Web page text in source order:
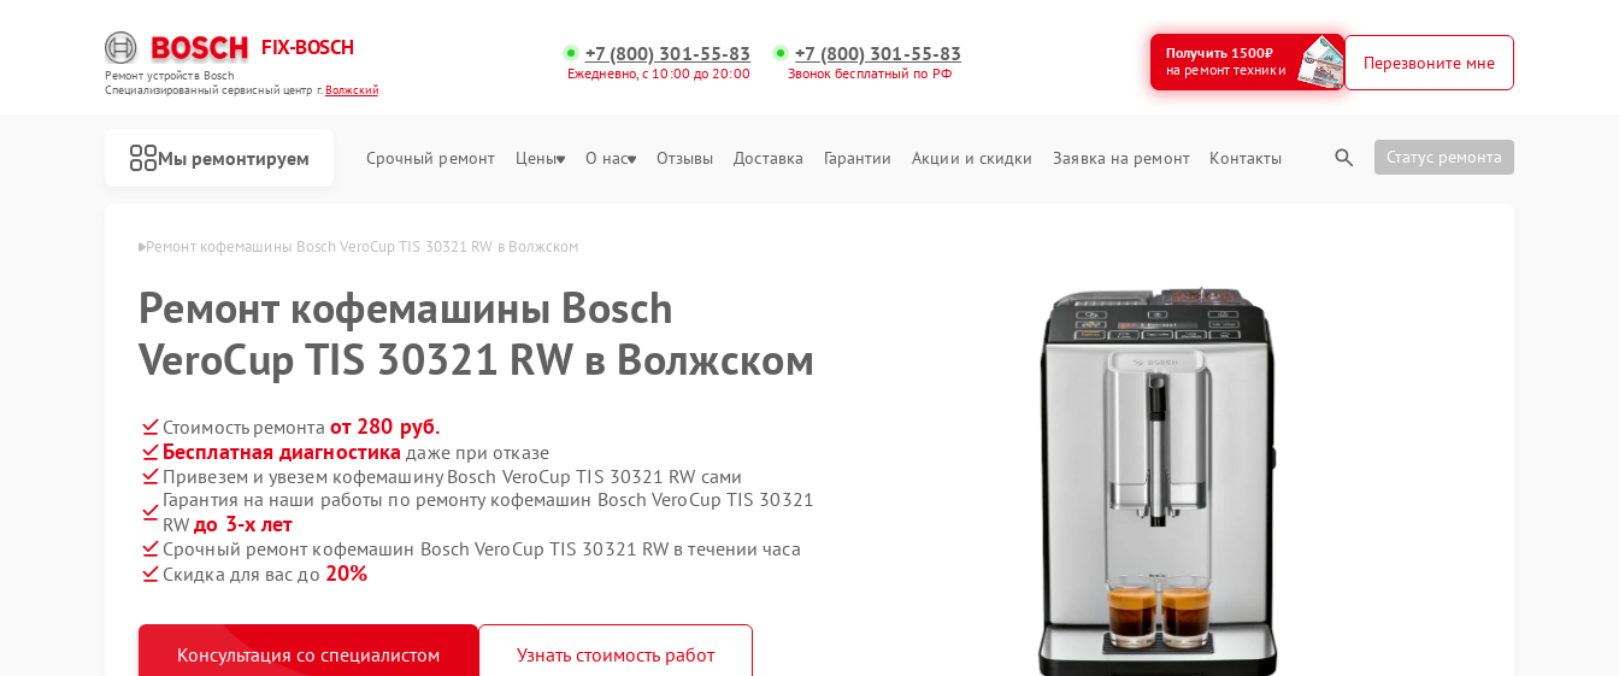
FIX-BOSCH
Ремонт устройств Bosch
Специализированный cервисный центр г.Волжский
+7 (800) 301-55-83
Ежедневно, с 10:00 до 20:00
+7 (800) 301-55-83
Звонок бесплатный по РФ
Получить 1500₽
на ремонт техники
Перезвоните мне
Мы ремонтируем Срочный ремонт Цены О нас Отзывы Доставка Гарантии Акции и скидки Заявка на ремонт Контакты Статус ремонта
Bosch в Волжском Ремонт кофемашины Bosch VeroCup TIS 30321 RW в Волжском
Ремонт кофемашины Bosch
VeroCup TIS 30321 RW в Волжском
Стоимость ремонта от 280 руб.
Бесплатная диагностика даже при отказе
Привезем и увезем кофемашину Bosch VeroCup TIS 30321 RW сами
Гарантия на наши работы по ремонту кофемашин Bosch VeroCup TIS 30321
RWдо 3-х лет
Срочный ремонт кофемашин Bosch VeroCup TIS 30321 RW в течении часа
Скидка для вас до 20%
Консультация со специалистом Узнать стоимость работ